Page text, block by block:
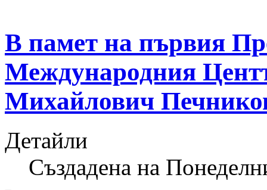
В памет на първия
Международния
Михайлович
Детайли
Създадена на